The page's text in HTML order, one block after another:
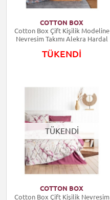
COTTON BOX
Cotton Box Çift Kişilik Modeline
Nevresim Takımı Alekra Hardal
TÜKENDİ
TÜKENDİ
COTTON BOX
Cotton Box Çift Kişilik Nevresim